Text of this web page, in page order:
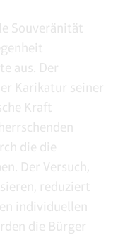
Souveränität
aus. Der
Karikatur seiner
Kraft
die die
Der Versuch,
reduziert
individuellen
die Bürger